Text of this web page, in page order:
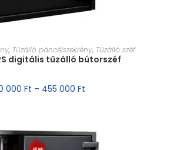
VÁLASZTÁSA
, Tűzálló páncélszekrény, Tűzálló széf
digitális tűzálló bútorszéf
000 Ft – 455 000 Ft